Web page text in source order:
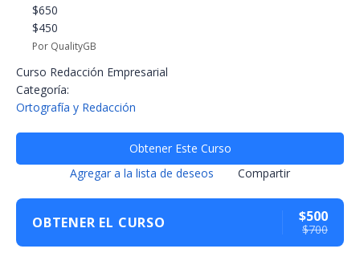
$650
$450
Por QualityGB
Agregar a la lista de deseos Compartir
OBTENER EL CURSO $500
$700
Curso Redacción Empresarial
Categoría:
Ortografía y Redacción
Obtener Este Curso